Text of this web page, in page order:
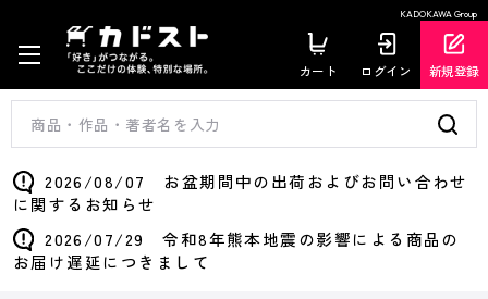
KADOKAWA Group
カート ログイン 新規登録
2026/08/07 お盆期間中の出荷およびお問い合わせ
に関するお知らせ
2026/07/29 令和8年熊本地震の影響による商品の
お届け遅延につきまして